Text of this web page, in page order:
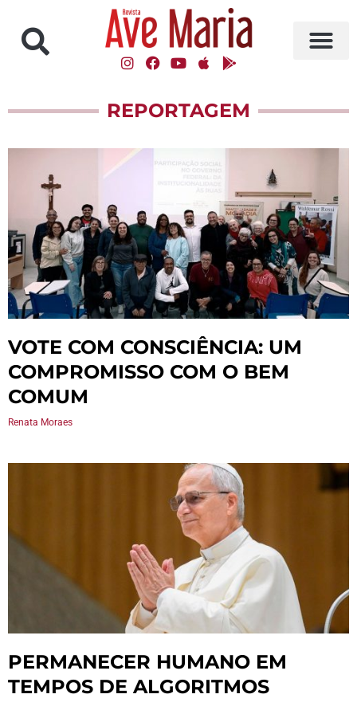
REPORTAGEM
VOTE COM CONSCIÊNCIA: UM
COMPROMISSO COM O BEM
COMUM
Renata Moraes
PERMANECER HUMANO EM
TEMPOS DE ALGORITMOS